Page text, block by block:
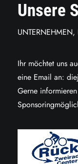
Unsere
UNTERNEHMEN,
Ihr möchtet uns
eine Email an:
Gerne